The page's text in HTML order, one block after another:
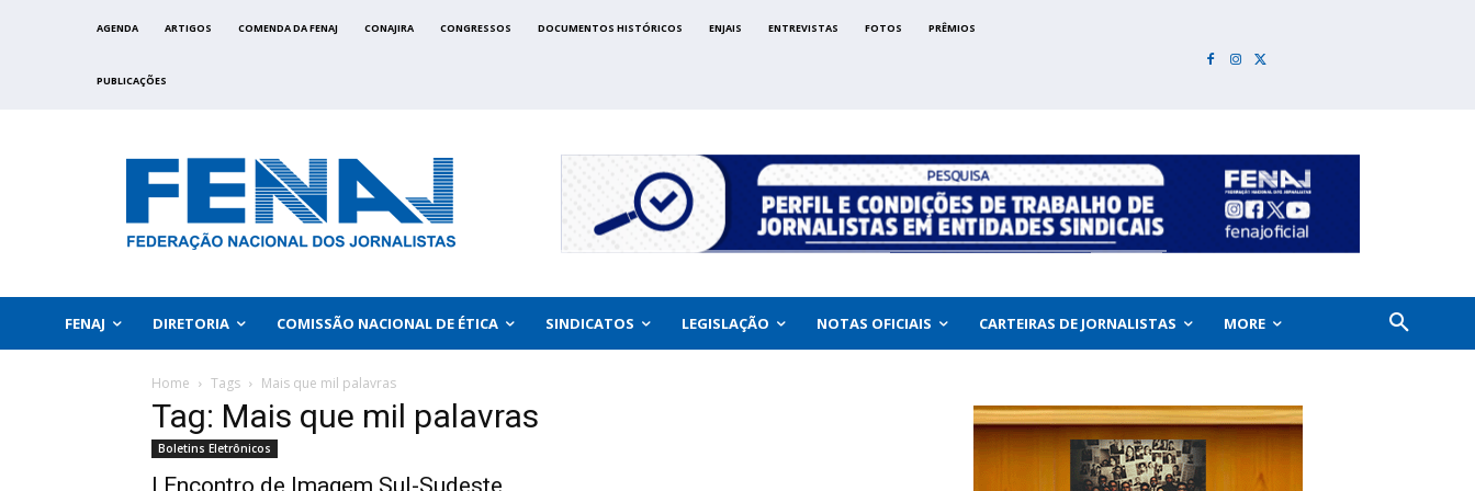
AGENDA ARTIGOS COMENDA DA FENAJ CONAJIRA CONGRESSOS DOCUMENTOS HISTÓRICOS ENJAIS ENTREVISTAS FOTOS PRÊMIOS
PUBLICAÇÕES
FENAJ DIRETORIA COMISSÃO NACIONAL DE ÉTICA SINDICATOS LEGISLAÇÃO NOTAS OFICIAIS CARTEIRAS DE JORNALISTAS MORE
Home Tags Mais que mil palavras
Tag: Mais que mil palavras
Boletins Eletrônicos
I Encontro de Imagem Sul-Sudeste